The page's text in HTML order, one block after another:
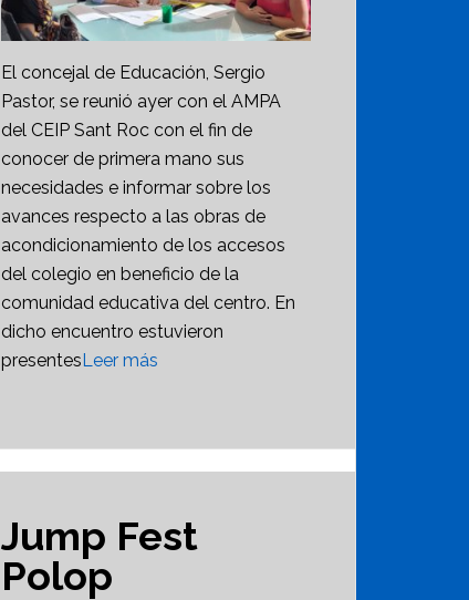
El concejal de Educación, Sergio
Pastor, se reunió ayer con el AMPA
del CEIP Sant Roc con el fin de
conocer de primera mano sus
necesidades e informar sobre los
avances respecto a las obras de
acondicionamiento de los accesos
del colegio en beneficio de la
comunidad educativa del centro. En
dicho encuentro estuvieron
presentesLeer más
Jump Fest
Polop